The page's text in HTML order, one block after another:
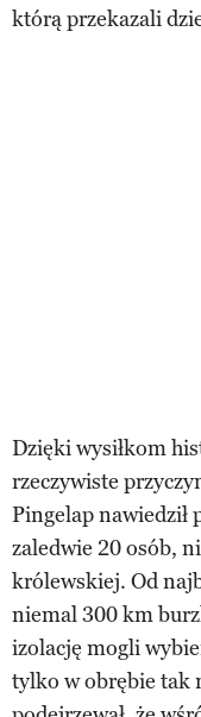
którą przekazali
Dzięki wysiłkom
rzeczywiste
Pingelap nawiedził
zaledwie 20 osób,
królewskiej. Od
niemal 300 km
izolację mogli
tylko w obrębie tak